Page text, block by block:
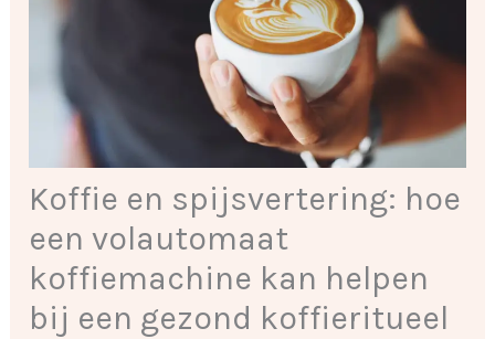
Koffie en spijsvertering: hoe
een volautomaat
koffiemachine kan helpen
bij een gezond koffieritueel